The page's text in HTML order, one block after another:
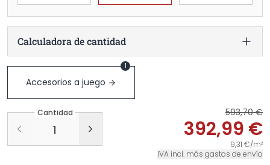
Calculadora de cantidad
Accesorios a juego
1
Cantidad 593,70 €
392,99 €
9,31 €/m²
IVA incl. más gastos de envío